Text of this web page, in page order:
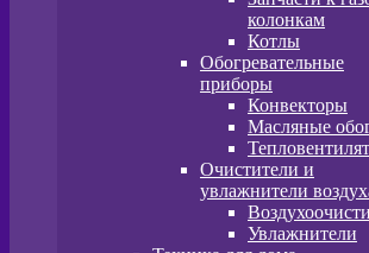
колонкам
Котлы
Обогревательные
приборы
Конвекторы
Масляные
Очистители и
увлажнители
Увлажнители